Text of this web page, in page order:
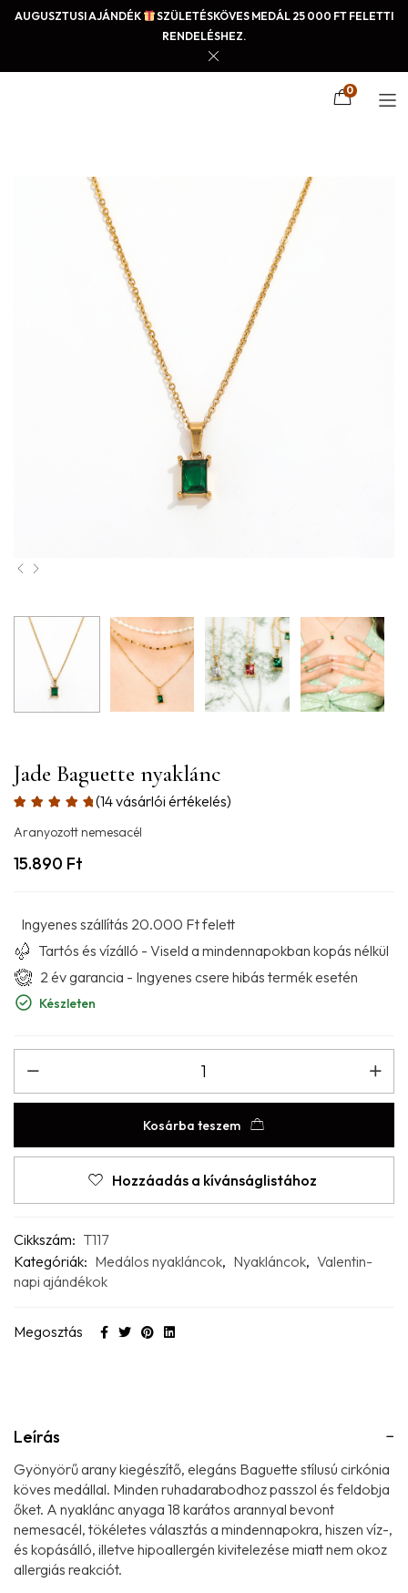
AUGUSZTUSI AJÁNDÉK
SZÜLETÉSKÖVES MEDÁL 25 000 FT FELETTI
RENDELÉSHEZ.
0
Jade Baguette nyaklánc
(14vásárlói értékelés)
Aranyozott nemesacél
15.890 Ft
Ingyenes szállítás 20.000 Ft felett
Tartós és vízálló - Viseld a mindennapokban kopás nélkül
2 év garancia - Ingyenes csere hibás termék esetén
Készleten
Kosárba teszem
Hozzáadás a kívánságlistához
Cikkszám: T117
Kategóriák: Medálos nyakláncok, Nyakláncok, Valentin-
napi ajándékok
Megosztás
Leírás
Gyönyörű arany kiegészítő, elegáns Baguette stílusú cirkónia
köves medállal. Minden ruhadarabodhoz passzol és feldobja
őket. A nyaklánc anyaga 18 karátos arannyal bevont
nemesacél, tökéletes választás a mindennapokra, hiszen víz-,
és kopásálló, illetve hipoallergén kivitelezése miatt nem okoz
allergiás reakciót.